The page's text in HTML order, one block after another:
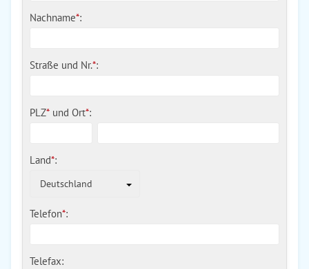
Nachname*:
Straße und Nr.*:
PLZ* und Ort*:
Land*:
Deutschland
Telefon*:
Telefax: